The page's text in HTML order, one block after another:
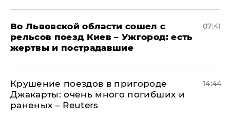
Во Львовской области сошел с
рельсов поезд Киев – Ужгород: есть
жертвы и пострадавшие
07:41
Крушение поездов в пригороде
Джакарты: очень много погибших и
раненых – Reuters
14:44